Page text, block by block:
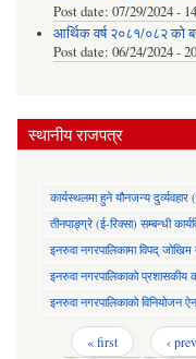
Post date: 07/29/2024 -
आर्थिक वर्ष २०८१/०८२ को
Post date: 06/24/2024 -
स्थानीय राजपत्र
कार्यस्थलमा हुने यौनजन्य
तीनपाङ्ग्रे (ई-रिक्सा) सम्बन्धी
इनरुवा नगरपालिकामा विपद्
इनरुवा नगरपालिकाको प्रशासकीय
इनरुवा नगरपालिकाको विनियोजन
Pages « first ‹